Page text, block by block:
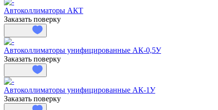
Автоколлиматоры АКТ
Заказать поверку
Автоколлиматоры унифицированные АК-0,5У
Заказать поверку
Автоколлиматоры унифицированные АК-1У
Заказать поверку